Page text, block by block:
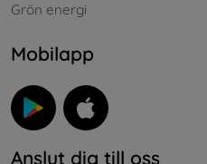
Grön energi
Mobilapp
Anslut dig till oss